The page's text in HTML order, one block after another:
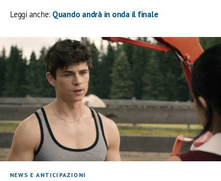
Leggi anche: Quando andrà in onda il finale
NEWS E ANTICIPAZIONI